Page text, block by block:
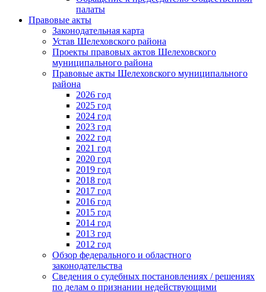
палаты
Правовые акты
Законодательная карта
Устав Шелеховского района
Проекты правовых актов Шелеховского
муниципального района
Правовые акты Шелеховского муниципального
района
2026 год
2025 год
2024 год
2023 год
2022 год
2021 год
2020 год
2019 год
2018 год
2017 год
2016 год
2015 год
2014 год
2013 год
2012 год
Обзор федерального и областного
законодательства
Сведения о судебных постановлениях / решениях
по делам о признании недействующими